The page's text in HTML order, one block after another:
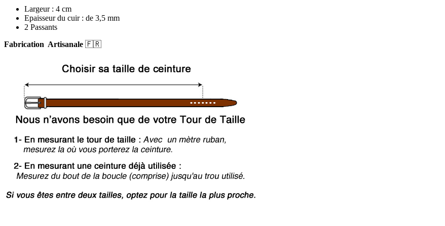
Largeur : 4 cm
Epaisseur du cuir : de 3,5 mm
2 Passants
Fabrication Artisanale 🇫🇷